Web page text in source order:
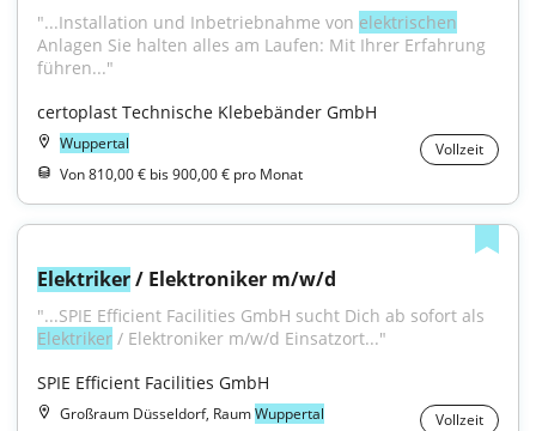
"...Installation und Inbetriebnahme von elektrischen
Anlagen Sie halten alles am Laufen: Mit Ihrer Erfahrung
führen..."
certoplast Technische Klebebänder GmbH
Wuppertal
Vollzeit
Von 810,00 € bis 900,00 € pro Monat
Elektriker / Elektroniker m/w/d
Elektriker / Elektroniker m/w/d Einsatzort..."
SPIE Efficient Facilities GmbH
Großraum Düsseldorf, RaumWuppertal Vollzeit